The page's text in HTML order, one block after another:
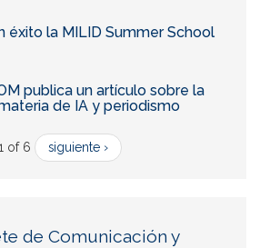
éxito la MILID Summer School
publica un artículo sobre la
de IA y periodismo
of 6 siguiente ›
de Comunicación y